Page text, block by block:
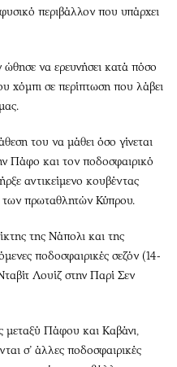
περιβάλλον που υπάρχει
να ερευνήσει κατά πόσο
χόμπι σε περίπτωση που λάβει
του να μάθει όσο γίνεται
Πάφο και τον ποδοσφαιρικό
αντικείμενο κουβέντας
των πρωταθλητών Κύπρου.
της Νάπολι και της
ποδοσφαιρικές σεζόν (14-
Λουίζ στην Παρί Σεν
μεταξύ Πάφου και Καβάνι,
σ’ άλλες ποδοσφαιρικές